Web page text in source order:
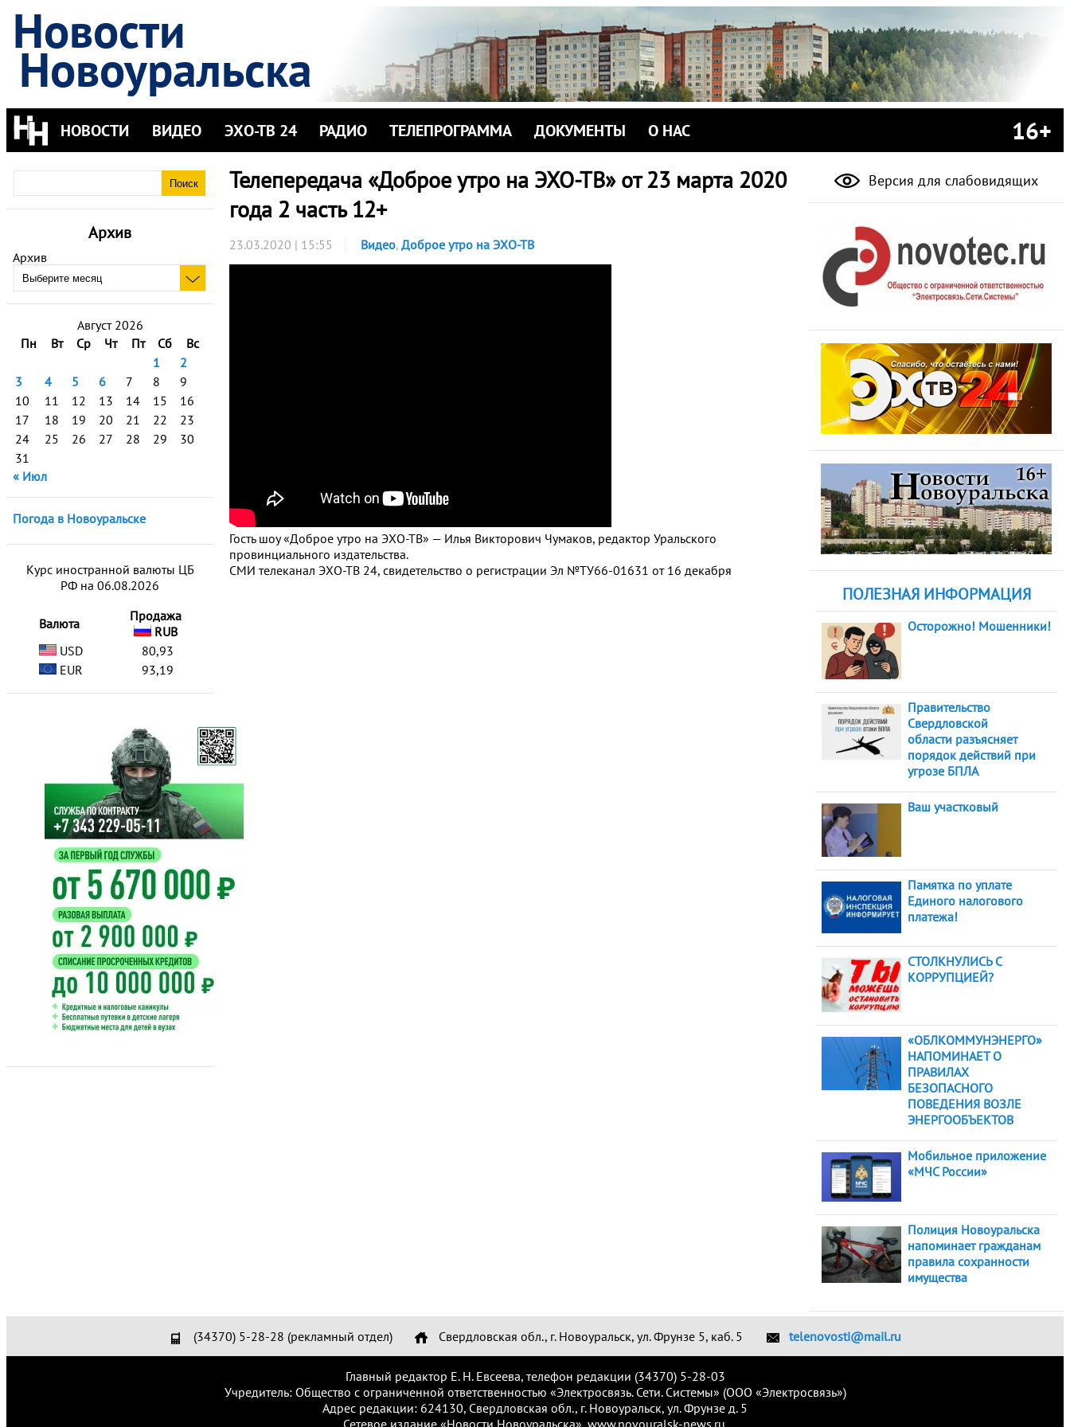
Новости
Новоуральска
НОВОСТИ ВИДЕО ЭХО-ТВ 24 РАДИО ТЕЛЕПРОГРАММА ДОКУМЕНТЫ О НАС 16+
Архив
Архив
Август 2026
Пн
Вт Ср Чт Пт Сб
Вс
1
2
3
4 5 6 7 8
9
10
11 12 13 14 15
16
17
18 19 20 21 22
23
24
25 26 27 28 29
30
31
« Июл
Погода в Новоуральске
Курс иностранной валюты ЦБ
РФ на 06.08.2026
Валюта
Продажа
RUB
USD
80,93
EUR
93,19
Телепередача «Доброе утро на ЭХО-ТВ» от 23 марта 2020
года 2 часть 12+
23.03.2020 | 15:55 Видео, Доброе утро на ЭХО-ТВ
Гость шоу «Доброе утро на ЭХО-ТВ» — Илья Викторович Чумаков, редактор Уральского
провинциального издательства.
СМИ телеканал ЭХО-ТВ 24, свидетельство о регистрации Эл №ТУ66-01631 от 16 декабря
Версия для слабовидящих
ПОЛЕЗНАЯ ИНФОРМАЦИЯ
Осторожно! Мошенники!
Правительство
Свердловской
области разъясняет
порядок действий при
угрозе БПЛА
Ваш участковый
Памятка по уплате
Единого налогового
платежа!
СТОЛКНУЛИСЬ С
КОРРУПЦИЕЙ?
«ОБЛКОММУНЭНЕРГО»
НАПОМИНАЕТ О
ПРАВИЛАХ
БЕЗОПАСНОГО
ПОВЕДЕНИЯ ВОЗЛЕ
ЭНЕРГООБЪЕКТОВ
Мобильное приложение
«МЧС России»
Полиция Новоуральска
напоминает гражданам
правила сохранности
имущества
(34370) 5-28-28 (рекламный отдел) Свердловская обл., г. Новоуральск, ул. Фрунзе 5, каб. 5 telenovosti@mail.ru
Главный редактор Е. Н. Евсеева, телефон редакции (34370) 5-28-03
Учредитель: Общество с ограниченной ответственностью «Электросвязь. Сети. Системы» (ООО «Электросвязь»)
Адрес редакции: 624130, Свердловская обл., г. Новоуральск, ул. Фрунзе д. 5